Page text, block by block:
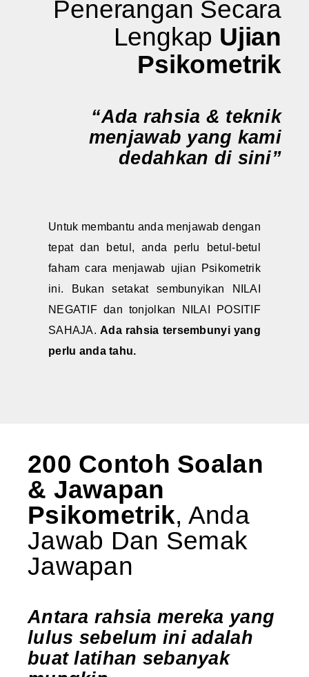
Penerangan Secara
Lengkap Ujian
Psikometrik
“Ada rahsia & teknik
menjawab yang kami
dedahkan di sini”
Untuk membantu anda menjawab dengan
tepat dan betul, anda perlu betul-betul
faham cara menjawab ujian Psikometrik
ini. Bukan setakat sembunyikan NILAI
NEGATIF dan tonjolkan NILAI POSITIF
SAHAJA.Ada rahsia tersembunyi yang
perlu anda tahu.
200 Contoh Soalan
& Jawapan
Psikometrik, Anda
Jawab Dan Semak
Jawapan
Antara rahsia mereka yang
lulus sebelum ini adalah
buat latihan sebanyak